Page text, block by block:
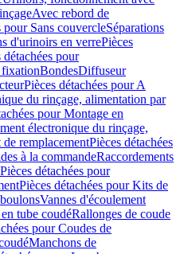
Avec rebord de
pour Sans couvercleSéparations
d'urinoirs en verrePièces
détachées pour
BondesDiffuseur
Pièces détachées pour A
du rinçage, alimentation par
pour Montage en
électronique du rinçage,
remplacementPièces détachées
à la commandeRaccordements
Pièces détachées pour
Pièces détachées pour Kits de
Vannes d'écoulement
tube coudéRallonges de coude
pour Coudes de
Manchons de